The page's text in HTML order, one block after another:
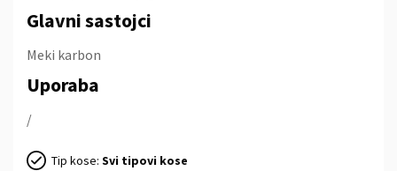
Glavni sastojci
Meki karbon
Uporaba
/
Tip kose: Svi tipovi kose